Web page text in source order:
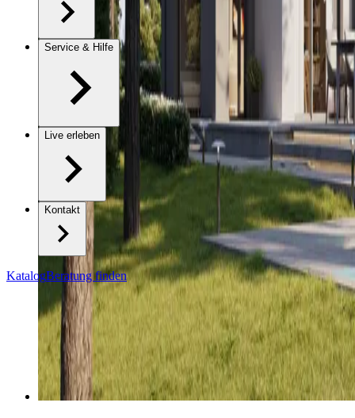
Service & Hilfe
Live erleben
Kontakt
KatalogBeratung finden